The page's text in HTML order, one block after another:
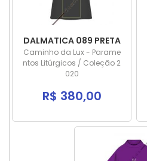
DALMATICA 089 PRETA
Caminho da Lux - Parame
ntos Litúrgicos / Coleção 2
020
R$ 380,00